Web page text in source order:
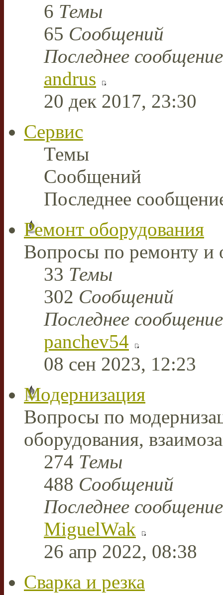
6 Темы
65 Сообщений
Последнее сообщение
andrus
20 дек 2017, 23:30
Сервис
Темы
Сообщений
Последнее
Ремонт оборудования
Вопросы по ремонту и
33 Темы
302 Сообщений
Последнее сообщение
panchev54
08 сен 2023, 12:23
Модернизация
Вопросы по
оборудования,
274 Темы
488 Сообщений
Последнее сообщение
MiguelWak
26 апр 2022, 08:38
Сварка и резка